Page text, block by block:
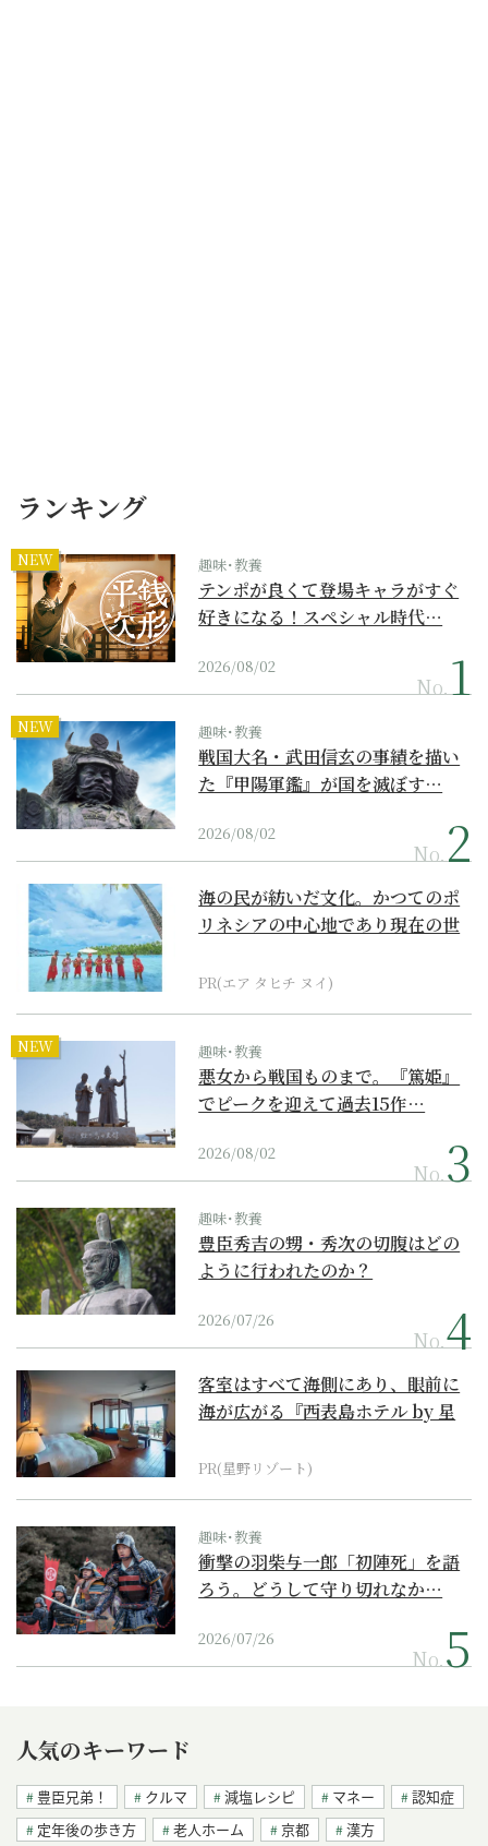
ランキング
NEW 趣味･教養
テンポが良くて登場キャラがすぐ
好きになる！スペシャル時代…
2026/08/02
No.
NEW 趣味･教養
戦国大名・武田信玄の事績を描い
た『甲陽軍鑑』が国を滅ぼす…
2026/08/02
No.
海の民が紡いだ文化。かつてのポ
リネシアの中心地であり現在の世
PR(エア タヒチ ヌイ)
NEW 趣味･教養
悪女から戦国ものまで。『篤姫』
でピークを迎えて過去15作…
2026/08/02
No.
趣味･教養
豊臣秀吉の甥・秀次の切腹はどの
ように行われたのか？
2026/07/26
No.
客室はすべて海側にあり、眼前に
海が広がる『西表島ホテル by 星
PR(星野リゾート)
趣味･教養
衝撃の羽柴与一郎「初陣死」を語
ろう。どうして守り切れなか…
2026/07/26
No.
人気のキーワード
豊臣兄弟！ クルマ 減塩レシピ マネー
認知症
定年後の歩き方
老人ホーム 京都 漢方